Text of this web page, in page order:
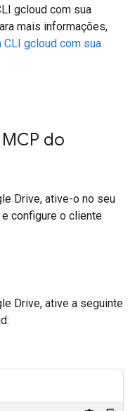
gcloud com sua
mais informações,
CLI gcloud com sua
do
Drive, ative-o no seu
configure o cliente
Drive, ative a seguinte